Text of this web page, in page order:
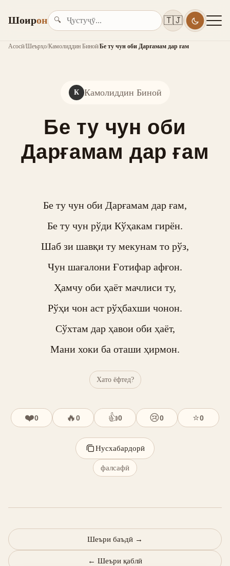
Шоирон 🔍 🇹🇯
Асосӣ/Шеърҳо/Камолиддин Биноӣ/Бе ту чун оби Дарғамам дар ғам
К Камолиддин Биноӣ
Бе ту чун оби
Дарғамам дар ғам
Бе ту чун оби Дарғамам дар ғам,
Бе ту чун рўди Кўҳакам гирён.
Шаб зи шавқи ту мекунам то рўз,
Чун шағалони Ғотифар афғон.
Ҳамчу оби ҳаёт мачлиси ту,
Рўҳи чон аст рўҳбахши чонон.
Сўхтам дар ҳавои оби ҳаёт,
Мани хоки ба оташи ҳирмон.
Хато ёфтед?
❤️0 🔥0 👍0 😢0 ⭐0
Нусхабардорӣ
фалсафӣ
← Шеъри қаблӣ
Шеъри баъдӣ →